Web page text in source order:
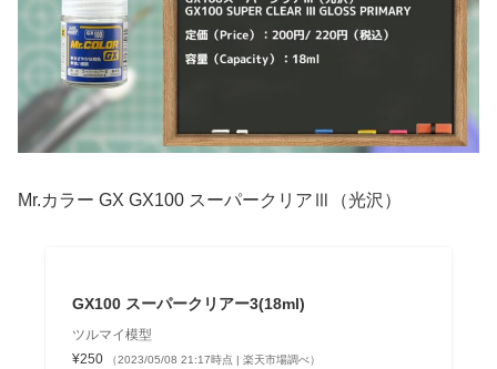
Mr.カラー GX GX100 スーパークリアⅢ（光沢）
GX100 スーパークリアー3(18ml)
ツルマイ模型
¥250
（2023/05/08 21:17時点 | 楽天市場調べ）